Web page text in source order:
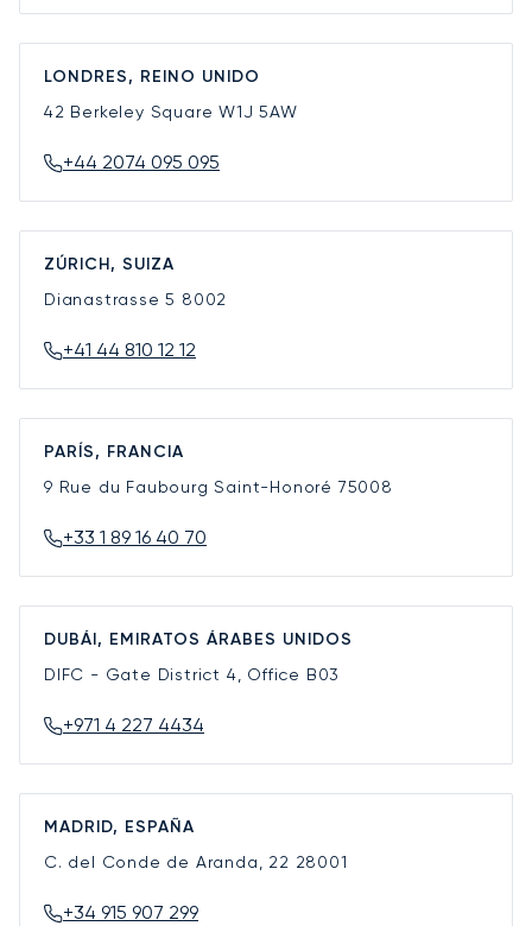
LONDRES, REINO UNIDO
42 Berkeley SquareW1J 5AW
+44 2074 095 095
ZÚRICH, SUIZA
Dianastrasse 5 8002
+41 44 810 12 12
PARÍS, FRANCIA
9 Rue du Faubourg Saint-Honoré 75008
+33 1 89 16 40 70
DUBÁI, EMIRATOS ÁRABES UNIDOS
DIFC - Gate District 4, Office B03
+971 4 227 4434
MADRID, ESPAÑA
C. del Conde de Aranda, 22 28001
+34 915 907 299